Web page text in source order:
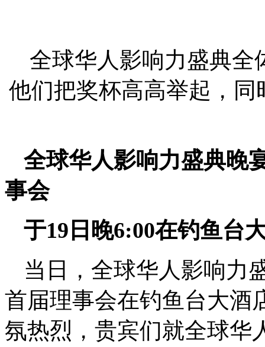
全球华人影响力盛典全
他们把奖杯高高举起，
全球华人影响力盛典晚
事会
于19日晚6:00在钓鱼台
当日，全球华人影响力
首届理事会在钓鱼台大酒
氛热烈，贵宾们就全球华